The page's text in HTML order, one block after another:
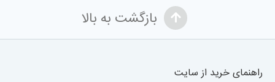
بازگشت به بالا
راهنمای خرید از سایت